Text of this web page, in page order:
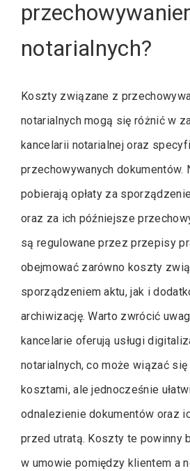
notarialnych?
Koszty związane z
notarialnych mogą się różnić w
kancelarii notarialnej oraz
przechowywanych dokumentów.
pobierają opłaty za
oraz za ich późniejsze
są regulowane przez przepisy
obejmować zarówno koszty
sporządzeniem aktu, jak i
archiwizację. Warto zwrócić
kancelarie oferują usługi
notarialnych, co może wiązać
kosztami, ale jednocześnie
odnalezienie dokumentów oraz
przed utratą. Koszty te powinny
w umowie pomiędzy klientem a